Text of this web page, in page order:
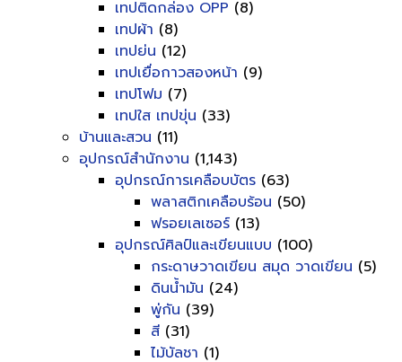
เทปติดกล่อง OPP (8)
เทปผ้า (8)
เทปย่น (12)
เทปเยื่อกาวสองหน้า (9)
เทปโฟม (7)
เทปใส เทปขุ่น (33)
บ้านและสวน (11)
อุปกรณ์สำนักงาน (1,143)
อุปกรณ์การเคลือบบัตร (63)
พลาสติกเคลือบร้อน (50)
ฟรอยเลเซอร์ (13)
อุปกรณ์ศิลป์และเขียนแบบ (100)
กระดาษวาดเขียน สมุด วาดเขียน (5)
ดินน้ำมัน (24)
พู่กัน (39)
สี (31)
ไม้บัลชา (1)